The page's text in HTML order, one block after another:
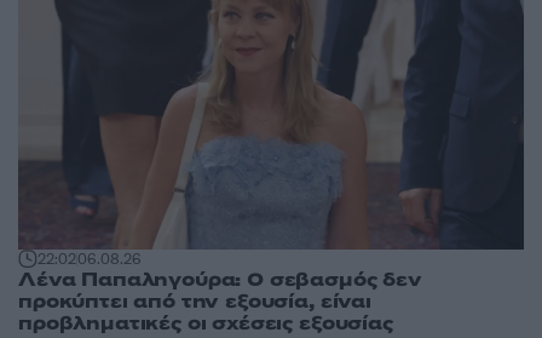
22:0206.08.26
Λένα Παπαληγούρα: Ο σεβασμός δεν
προκύπτει από την εξουσία, είναι
προβληματικές οι σχέσεις εξουσίας